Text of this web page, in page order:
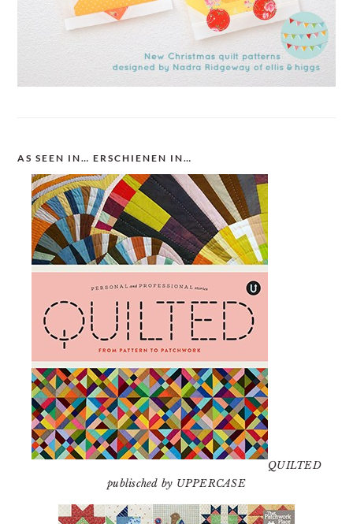
AS SEEN IN… ERSCHIENEN IN…
QUILTED
publisched by UPPERCASE